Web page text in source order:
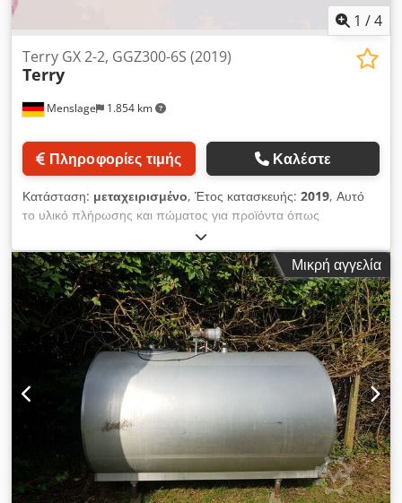
1 /4
Menslage 1.854 km
Terry GX 2-2, GGZ300-6S (2019)
Terry
Πληροφορίες τιμής Καλέστε
Κατάσταση: μεταχειρισμένο, Έτος κατασκευής: 2019, Αυτό
το υλικό πλήρωσης και πώματος για προϊόντα όπως
απολυμαντικά χεριών, υγρά, λοσιόν και κρέμες κατασκευάστηκε
το 2019 από τον κινεζικό κατασκευαστή Terry. Το μηχάνημα
βρίσκεται στην αρχική, αχρησιμοποίητη κατάστασή του και
εξακολουθεί να βρίσκεται στην αρχική του συσκευασία. Το
μηχάνημα δεν έχει τεθεί ποτέ σε λειτουργία και είναι άμεσα
διαθέσιμο. Τεχνικά στοιχεία Εύρος όγκου πλήρωσης: 20-300
ml Εύρος προσαρμογής σχήματος φιάλης: ø25-70 mm (Για
διαμέτρους 10-25 mm μπορεί να χρησιμοποιηθεί αντίστροφο
καλούπι, εάν απαιτείται. Για προϊόντα με διάμετρο άνω των ø70
mm μπορούν να χρησιμοποιηθούν προσαρμοσμένα καλούπια
για αυτοματοποιημένη παραγωγή). Ακρίβεια πλήρωσης: 20-
100 ml, ±0,5 g- 101-300 ml, ±0,5 % Ταχύτητες παραγωγής:
20-100 ml, ±0,5 g- 101-300 ml, ±0,5 %: προϊόντα που
περιέχουν 300 ml ≥15 φιάλες/λεπτό, προϊόντα που περιέχουν
200 ml ≥20 φιάλες/λεπτό, προϊόντα που περιέχουν 100 ml
Μικρή αγγελία